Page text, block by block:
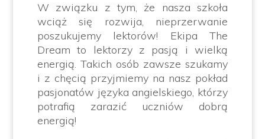
W związku z tym, że nasza szkoła
wciąż się rozwija, nieprzerwanie
poszukujemy lektorów! Ekipa The
Dream to lektorzy z pasją i wielką
energią. Takich osób zawsze szukamy
i z chęcią przyjmiemy na nasz pokład
pasjonatów języka angielskiego, którzy
potrafią zarazić uczniów dobrą
energią!